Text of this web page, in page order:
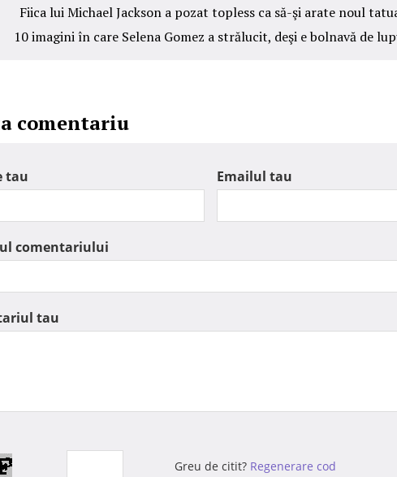
Fiica lui Michael Jackson a pozat topless ca să-şi arate noul
10 imagini în care Selena Gomez a strălucit, deşi e bolnavă de
comentariu
tau Emailul tau
comentariului
tau
Greu de citit? Regenerare cod